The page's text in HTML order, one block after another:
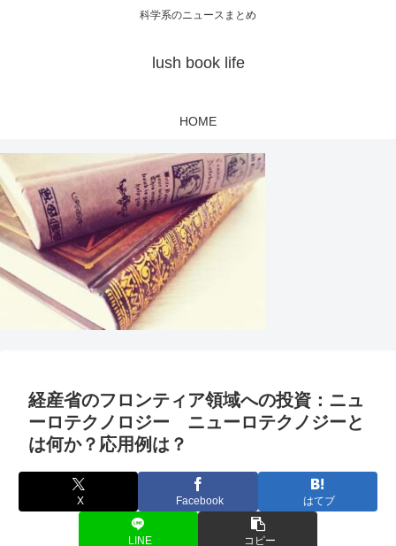
科学系のニュースまとめ
lush book life
HOME
経産省のフロンティア領域への投資：ニュ
ーロテクノロジー ニューロテクノジーと
は何か？応用例は？
X Facebook はてブ
LINE コピー